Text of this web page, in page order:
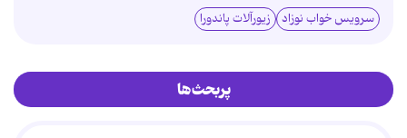
سرویس خواب نوزاد زیورآلات پاندورا
پربحث‌ها